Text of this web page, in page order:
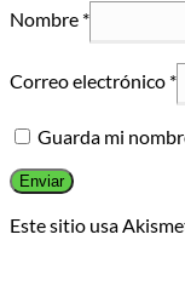
Nombre *
Correo electrónico *
Guarda mi
Este sitio usa